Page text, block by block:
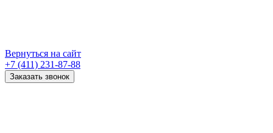
Вернуться на сайт
+7 (411) 231-87-88
Заказать звонок